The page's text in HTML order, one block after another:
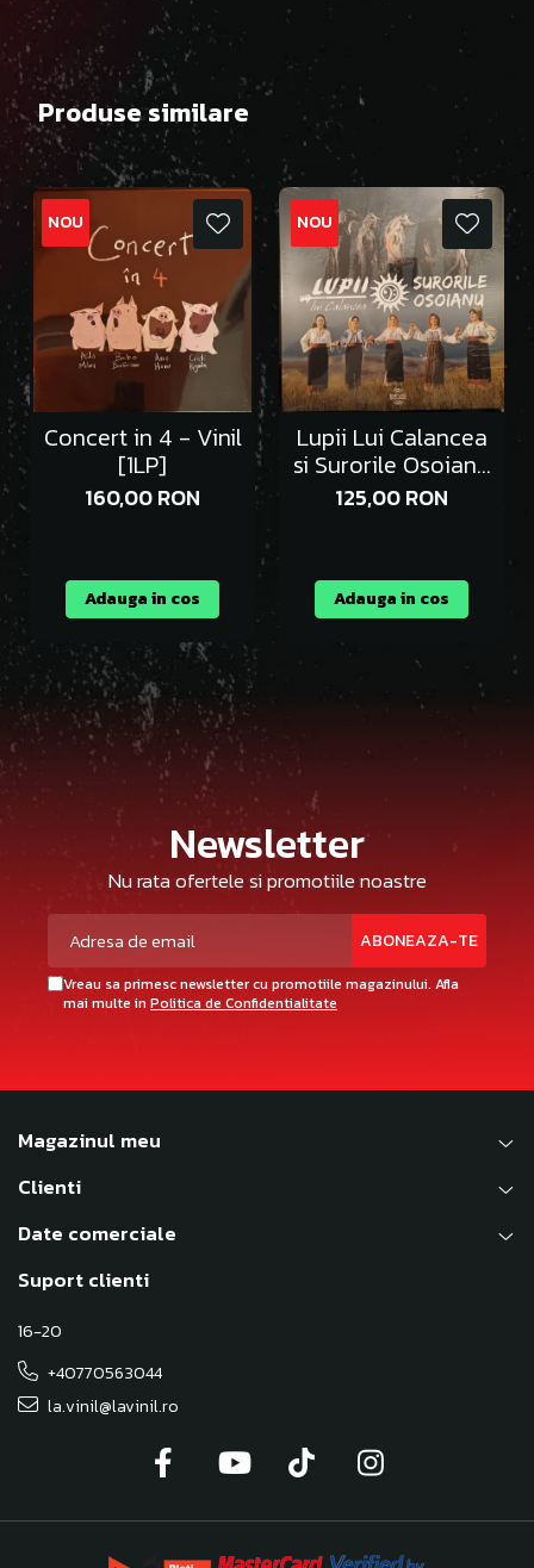
Produse similare
NOU
Concert in 4 - Vinil
[1LP]
160,00 RON
Adauga in cos
NOU
Lupii Lui Calancea
si Surorile Osoianu
- Vinil [1LP]
125,00 RON
Adauga in cos
Newsletter
Nu rata ofertele si promotiile noastre
Vreau sa primesc newsletter cu promotiile magazinului. Afla
mai multe in Politica de Confidentialitate
Magazinul meu
Clienti
Date comerciale
Suport clienti
16-20
+40770563044
la.vinil@lavinil.ro